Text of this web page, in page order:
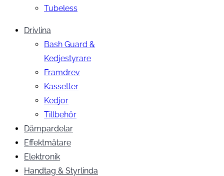
Tubeless
Drivlina
Bash Guard &
Kedjestyrare
Framdrev
Kassetter
Kedjor
Tillbehör
Dämpardelar
Effektmätare
Elektronik
Handtag & Styrlinda